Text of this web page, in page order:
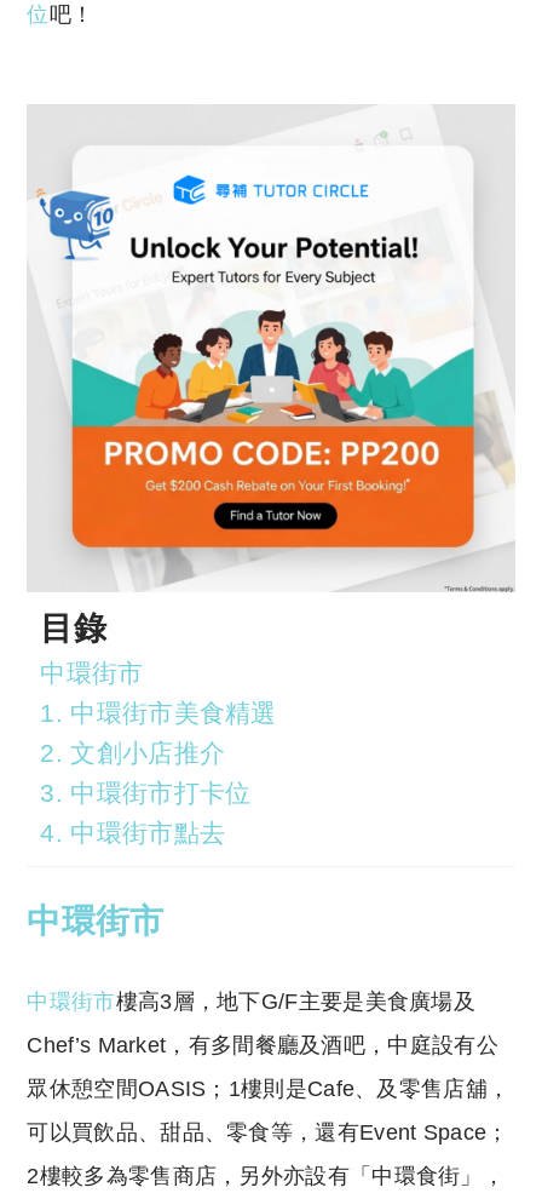
位吧！
目錄
中環街市
1. 中環街市美食精選
2. 文創小店推介
3. 中環街市打卡位
4. 中環街市點去
中環街市
中環街市樓高3層，地下G/F主要是美食廣場及
Chef’s Market，有多間餐廳及酒吧，中庭設有公
眾休憩空間OASIS；1樓則是Cafe、及零售店舖，
可以買飲品、甜品、零食等，還有Event Space；
2樓較多為零售商店，另外亦設有「中環食街」，